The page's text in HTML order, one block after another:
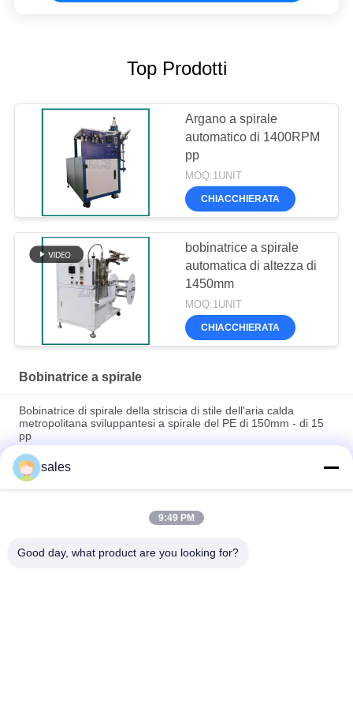
Top Prodotti
Argano a spirale
automatico di 1400RPM
pp
MOQ:1UNIT
CHIACCHIERATA
bobinatrice a spirale
automatica di altezza di
1450mm
MOQ:1UNIT
CHIACCHIERATA
Bobinatrice a spirale
Bobinatrice di spirale della striscia di stile dell'aria calda
metropolitana sviluppantesi a spirale del PE di 150mm - di 15
pp
Macchina per taglio automatico di strisce di materiale PP per
avvolgimento di strisce di plastica
15 - 150 mm tubo a aria calda macchina di avvolgimento a
strisce automatico del nucleo macchina di avvolgimento a
sales
9:49 PM
Good day, what product are you looking for?